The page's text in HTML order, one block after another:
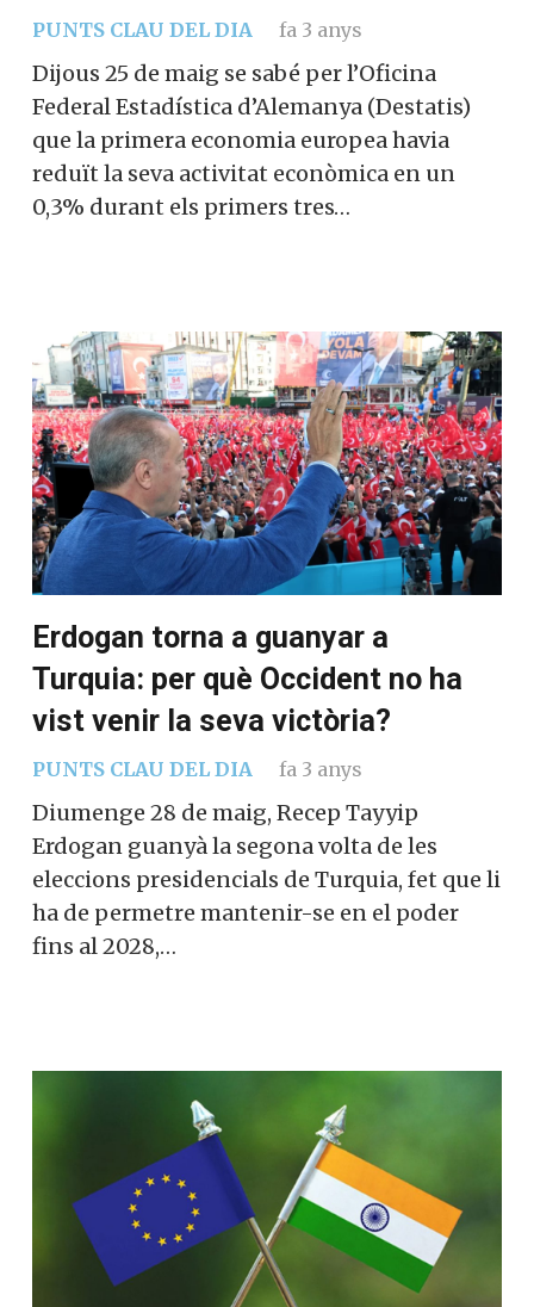
PUNTS CLAU DEL DIA fa 3 anys
Dijous 25 de maig se sabé per l’Oficina
Federal Estadística d’Alemanya (Destatis)
que la primera economia europea havia
reduït la seva activitat econòmica en un
0,3% durant els primers tres…
Erdogan torna a guanyar a
Turquia: per què Occident no ha
vist venir la seva victòria?
PUNTS CLAU DEL DIA fa 3 anys
Diumenge 28 de maig, Recep Tayyip
Erdogan guanyà la segona volta de les
eleccions presidencials de Turquia, fet que li
ha de permetre mantenir-se en el poder
fins al 2028,…